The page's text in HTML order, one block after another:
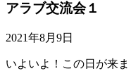
アラブ交流会１
2021年8月9日
いよいよ！この日が来ま